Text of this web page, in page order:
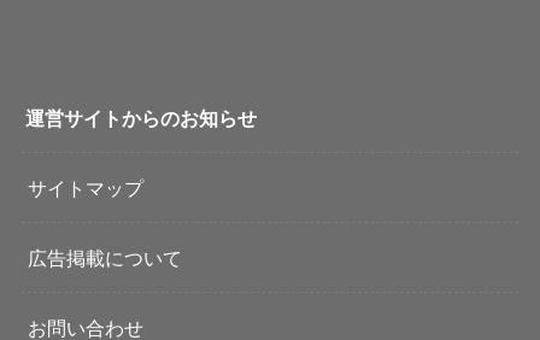
運営サイトからのお知らせ
サイトマップ
広告掲載について
お問い合わせ